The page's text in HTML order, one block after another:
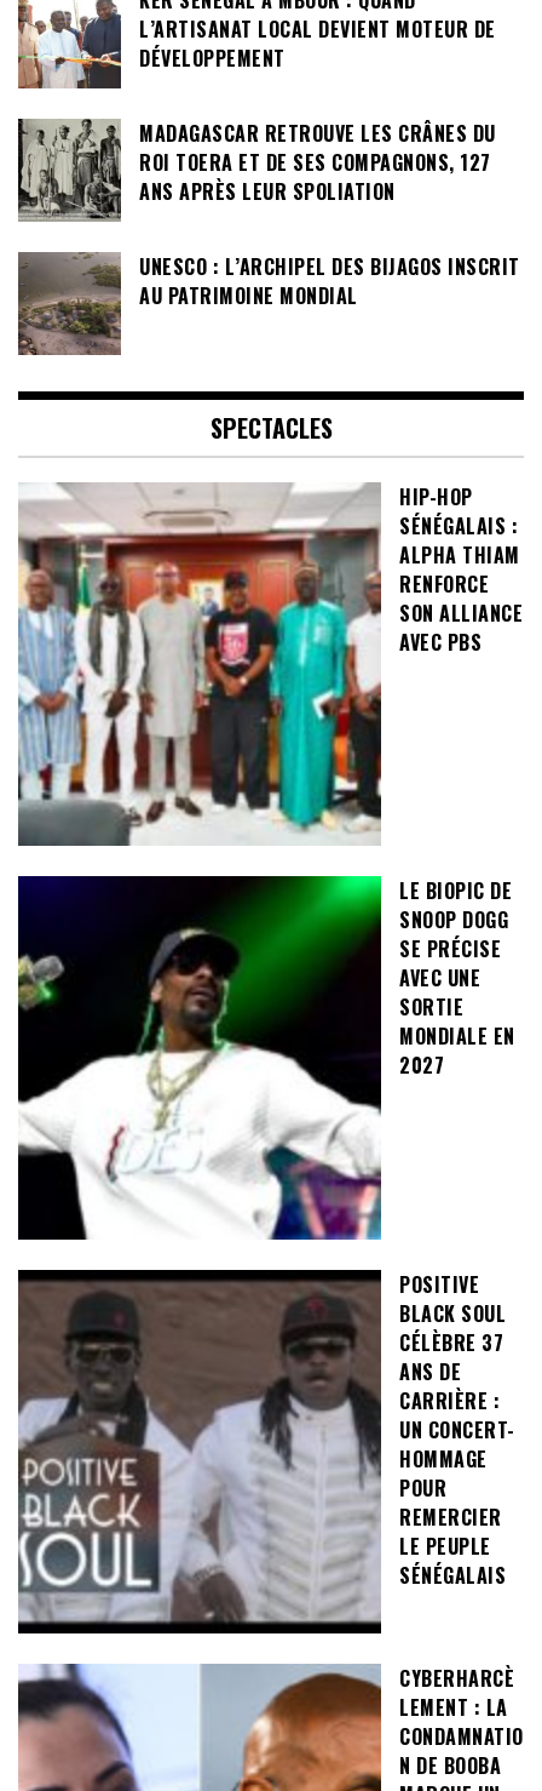
L’ARTISANAT LOCAL DEVIENT MOTEUR DE
DÉVELOPPEMENT
MADAGASCAR RETROUVE LES CRÂNES DU
ROI TOERA ET DE SES COMPAGNONS, 127
ANS APRÈS LEUR SPOLIATION
UNESCO : L’ARCHIPEL DES BIJAGOS INSCRIT
AU PATRIMOINE MONDIAL
SPECTACLES
HIP-HOP
SÉNÉGALAIS :
ALPHA THIAM
RENFORCE
SON ALLIANCE
AVEC PBS
LE BIOPIC DE
SNOOP DOGG
SE PRÉCISE
AVEC UNE
SORTIE
MONDIALE EN
2027
POSITIVE
BLACK SOUL
CÉLÈBRE 37
ANS DE
CARRIÈRE :
UN CONCERT-
HOMMAGE
POUR
REMERCIER
LE PEUPLE
SÉNÉGALAIS
CYBERHARCÈ
LEMENT : LA
CONDAMNATIO
N DE BOOBA